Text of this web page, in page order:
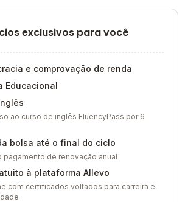
exclusivos para você
e comprovação de renda
Educacional
ao curso de inglês FluencyPass por 6
bolsa até o final do ciclo
pagamento de renovação anual
à plataforma Allevo
com certificados voltados para carreira e